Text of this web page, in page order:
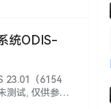
统ODIS-
23.01（6154
测试, 仅供参